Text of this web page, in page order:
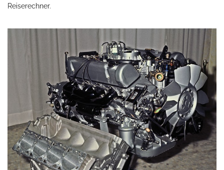
Reiserechner.